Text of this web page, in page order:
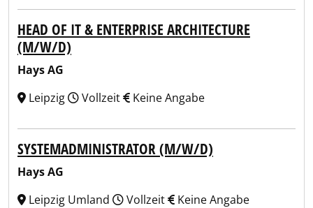
HEAD OF IT & ENTERPRISE ARCHITECTURE
(M/W/D)
Hays AG
Leipzig
Vollzeit Keine Angabe
SYSTEMADMINISTRATOR (M/W/D)
Hays AG
Leipzig Umland
Vollzeit Keine Angabe